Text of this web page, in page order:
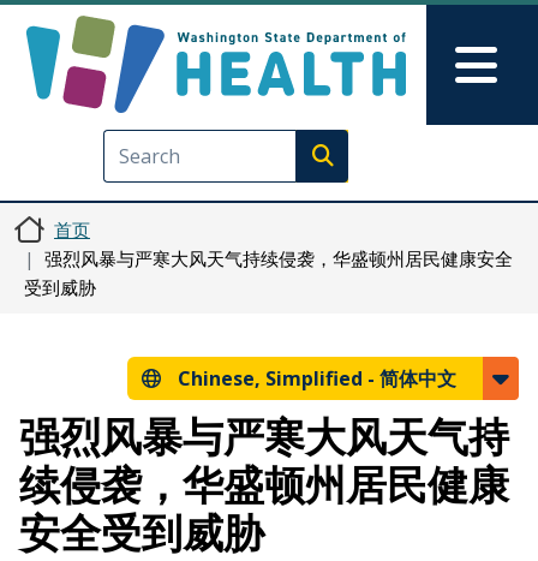
Execute search
首页
强烈风暴与严寒大风天气持续侵袭，华盛顿州居民健康安全
受到威胁
Chinese, Simplified - 简体中文
强烈风暴与严寒大风天气持
续侵袭，华盛顿州居民健康
安全受到威胁